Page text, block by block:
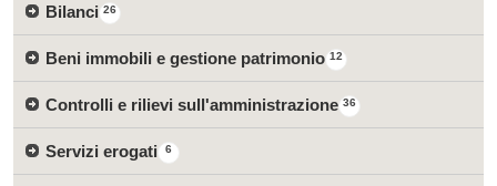
26
Bilanci
12
Beni immobili e gestione patrimonio
36
Controlli e rilievi sull'amministrazione
6
Servizi erogati